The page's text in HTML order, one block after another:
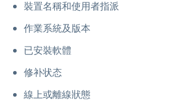
裝置名稱和使用者指派
作業系統及版本
已安裝軟體
修补状态
線上或離線狀態